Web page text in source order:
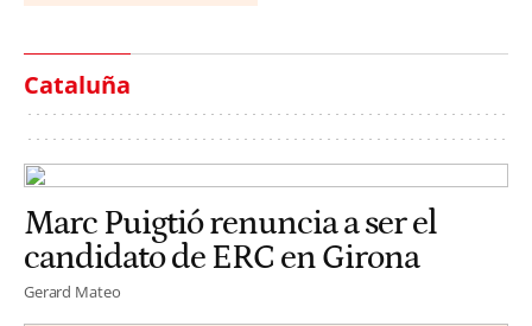
Cataluña
Marc Puigtió renuncia a ser el
candidato de ERC en Girona
Gerard Mateo